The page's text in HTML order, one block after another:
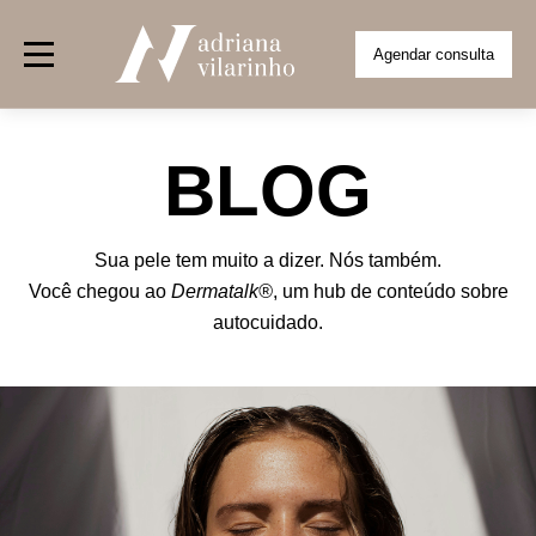
Corpo Clínico
Clínico Banco de colágeno Facial Capilares
Centro Cirúrgico
Blog
Agendar consulta
BLOG
Sua pele tem muito a dizer. Nós também.
Você chegou ao Dermatalk®, um hub de conteúdo sobre
autocuidado.